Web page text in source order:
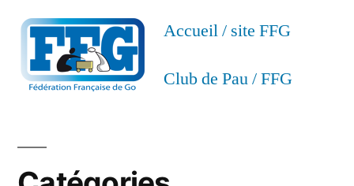
Accueil / site FFG
Club de Pau / FFG